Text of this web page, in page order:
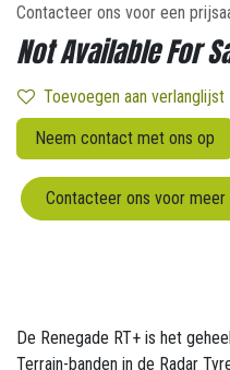
Contacteer ons voor een
Not Available For
Toevoegen aan verlanglijst
Neem contact met ons op
Contacteer ons voor meer
De Renegade RT+ is het
Terrain-banden in de Radar